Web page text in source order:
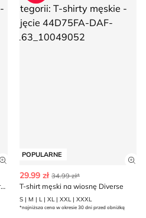
Zobacz szczegóły produktu
Koszula damska casualowa Diverse
POPULARNE
29.99 zł 34.99 zł*
T-shirt męski na wiosnę Diverse
S | M | L | XL | XXL | XXXL
*najniższa cena w okresie 30 dni przed obniżką